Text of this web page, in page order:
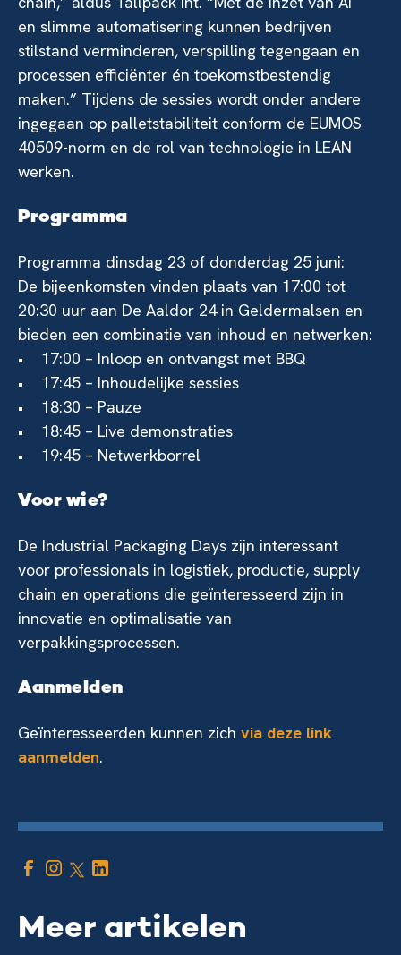
en slimme automatisering kunnen bedrijven
stilstand verminderen, verspilling tegengaan en
processen efficiënter én toekomstbestendig
maken.” Tijdens de sessies wordt onder andere
ingegaan op palletstabiliteit conform de EUMOS
40509-norm en de rol van technologie in LEAN
werken.
Programma
Programma dinsdag 23 of donderdag 25 juni:
De bijeenkomsten vinden plaats van 17:00 tot
20:30 uur aan De Aaldor 24 in Geldermalsen en
bieden een combinatie van inhoud en netwerken:
• 17:00 – Inloop en ontvangst met BBQ
• 17:45 – Inhoudelijke sessies
• 18:30 – Pauze
• 18:45 – Live demonstraties
• 19:45 – Netwerkborrel
Voor wie?
De Industrial Packaging Days zijn interessant
voor professionals in logistiek, productie, supply
chain en operations die geïnteresseerd zijn in
innovatie en optimalisatie van
verpakkingsprocessen.
Aanmelden
Geïnteresseerden kunnen zich via deze link
aanmelden.
Meer artikelen